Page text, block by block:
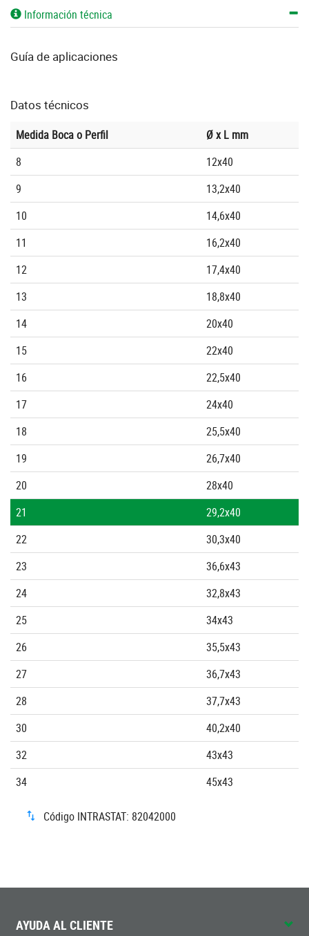
Información técnica
Guía de aplicaciones
Datos técnicos
Medida Boca o Perfil
Ø x L mm
8
12x40
9
13,2x40
10
14,6x40
11
16,2x40
12
17,4x40
13
18,8x40
14
20x40
15
22x40
16
22,5x40
17
24x40
18
25,5x40
19
26,7x40
20
28x40
21
29,2x40
22
30,3x40
23
36,6x43
24
32,8x43
25
34x43
26
35,5x43
27
36,7x43
28
37,7x43
30
40,2x40
32
43x43
34
45x43
Código INTRASTAT: 82042000
AYUDA AL CLIENTE